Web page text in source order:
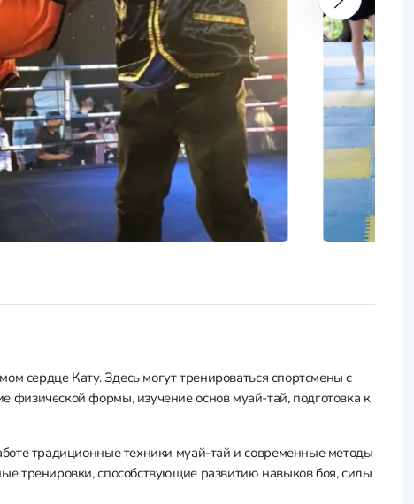
сердце Кату. Здесь могут тренироваться спортсмены с
формы, изучение основ муай-тай, подготовка к
традиционные техники муай-тай и современные методы
тренировки, способствующие развитию навыков боя, силы